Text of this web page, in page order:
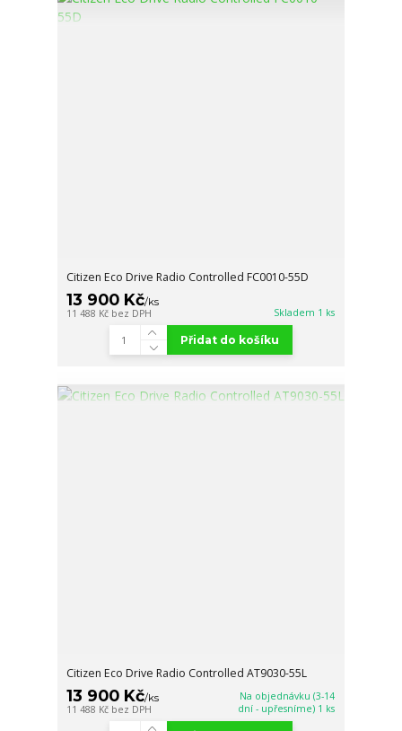
Citizen Eco Drive Radio Controlled FC0010-55D
13 900 Kč/ks
11 488 Kč bez DPH Skladem 1 ks
Přidat do košíku
Citizen Eco Drive Radio Controlled AT9030-55L
13 900 Kč/ks
11 488 Kč bez DPH
Na objednávku (3-14
dní - upřesníme) 1 ks